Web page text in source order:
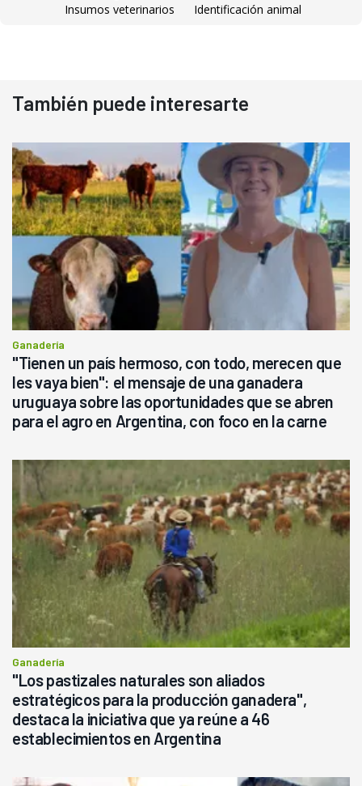
Insumos veterinarios
Identificación animal
También puede interesarte
Ganadería
"Tienen un país hermoso, con todo, merecen que
les vaya bien": el mensaje de una ganadera
uruguaya sobre las oportunidades que se abren
para el agro en Argentina, con foco en la carne
Ganadería
"Los pastizales naturales son aliados
estratégicos para la producción ganadera",
destaca la iniciativa que ya reúne a 46
establecimientos en Argentina